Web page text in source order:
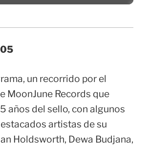
un recorrido por el
MoonJune Records que
años del sello, con algunos
artistas de su
Holdsworth, Dewa Budjana,